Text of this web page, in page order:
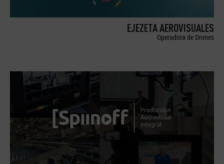
EJEZETA AEROVISUALES
Operadora de Drones